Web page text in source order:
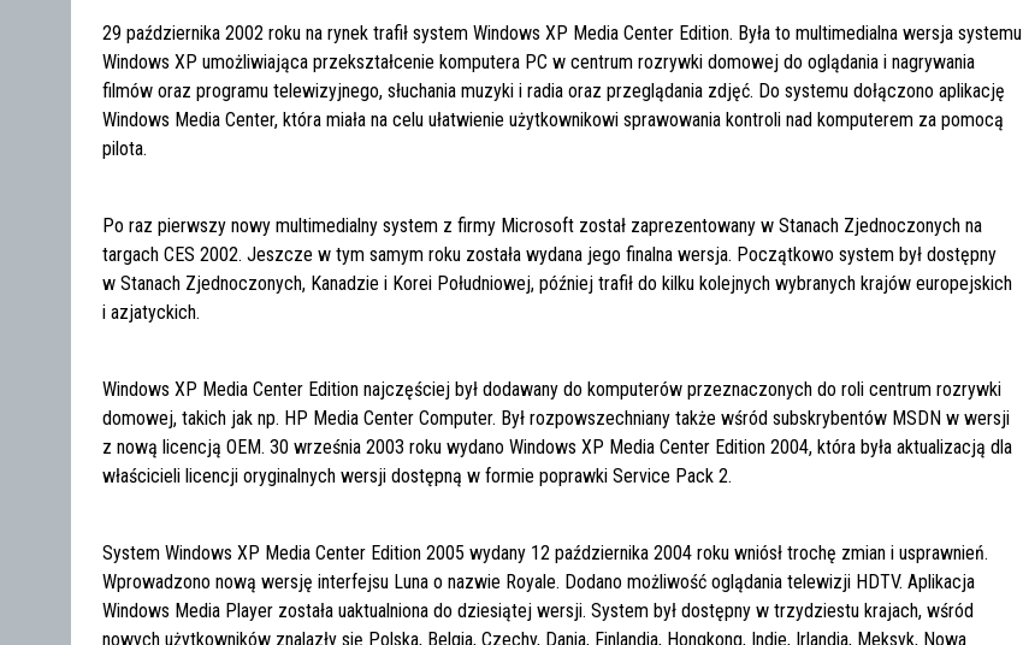
29 października 2002 roku na rynek trafił system Windows XP Media Center Edition. Była to multimedialna wersja systemu
Windows XP umożliwiająca przekształcenie komputera PC w centrum rozrywki domowej do oglądania i nagrywania
filmów oraz programu telewizyjnego, słuchania muzyki i radia oraz przeglądania zdjęć. Do systemu dołączono aplikację
Windows Media Center, która miała na celu ułatwienie użytkownikowi sprawowania kontroli nad komputerem za pomocą
pilota.
Po raz pierwszy nowy multimedialny system z firmy Microsoft został zaprezentowany w Stanach Zjednoczonych na
targach CES 2002. Jeszcze w tym samym roku została wydana jego finalna wersja. Początkowo system był dostępny
w Stanach Zjednoczonych, Kanadzie i Korei Południowej, później trafił do kilku kolejnych wybranych krajów europejskich
i azjatyckich.
Windows XP Media Center Edition najczęściej był dodawany do komputerów przeznaczonych do roli centrum rozrywki
domowej, takich jak np. HP Media Center Computer. Był rozpowszechniany także wśród subskrybentów MSDN w wersji
z nową licencją OEM. 30 września 2003 roku wydano Windows XP Media Center Edition 2004, która była aktualizacją dla
właścicieli licencji oryginalnych wersji dostępną w formie poprawki Service Pack 2.
System Windows XP Media Center Edition 2005 wydany 12 października 2004 roku wniósł trochę zmian i usprawnień.
Wprowadzono nową wersję interfejsu Luna o nazwie Royale. Dodano możliwość oglądania telewizji HDTV. Aplikacja
Windows Media Player została uaktualniona do dziesiątej wersji. System był dostępny w trzydziestu krajach, wśród
nowych użytkowników znalazły się Polska, Belgia, Czechy, Dania, Finlandia, Hongkong, Indie, Irlandia, Meksyk, Nowa